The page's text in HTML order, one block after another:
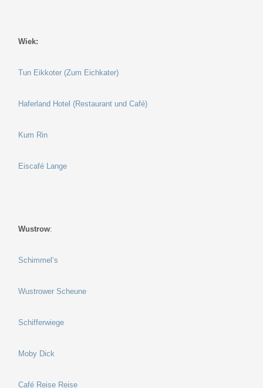
Wiek:
Tun Eikkoter (Zum Eichkater)
Haferland Hotel (Restaurant und Café)
Kum Rin
Eiscafé Lange
Wustrow:
Schimmel‘s
Wustrower Scheune
Schifferwiege
Moby Dick
Café Reise Reise